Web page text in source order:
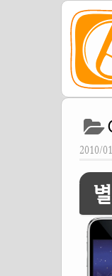
2010/